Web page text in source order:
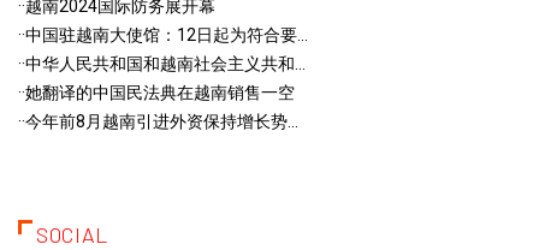
··越南2024国际防务展开幕
··中国驻越南大使馆：12日起为符合要...
··中华人民共和国和越南社会主义共和...
··她翻译的中国民法典在越南销售一空
··今年前8月越南引进外资保持增长势...
SOCIAL